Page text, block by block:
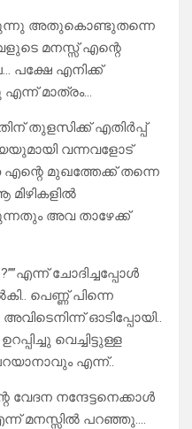
അതുകൊണ്ടുതന്നെ
മനസ്സ് എന്റെ
പക്ഷേ എനിക്ക്
മാത്രം…
തുളസിക്ക് എതിർപ്പ്
വന്നവളോട്
എന്റെ മുഖത്തേക്ക് തന്നെ
അവ താഴേക്ക്
ചോദിച്ചപ്പോൾ
പെണ്ണ് പിന്നെ
ഓടിപ്പോയി..
വെച്ചിട്ടുള്ള
എന്ന്..
വേദന നന്ദേട്ടനെക്കാൾ
മനസ്സിൽ പറഞ്ഞു….